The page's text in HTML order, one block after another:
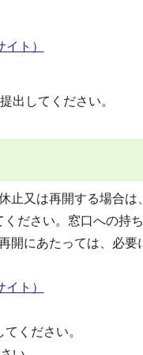
ト）
出してください。
又は再開する場合は、
ださい。窓口への持
にあたっては、必要
ト）
ください。